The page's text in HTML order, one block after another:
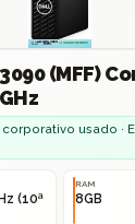
(MFF)
usado ·
(10ª
RAM
8GB